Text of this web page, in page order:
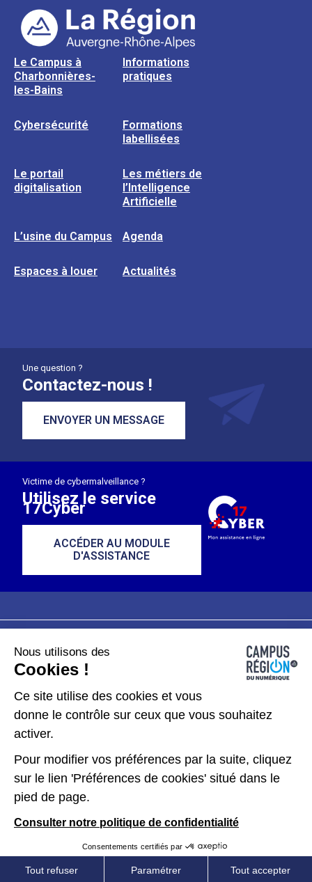
Le Campus à
Charbonnières-
les-Bains
Informations
pratiques
Cybersécurité
Formations
labellisées
Le portail
digitalisation
Les métiers de
l’Intelligence
Artificielle
L’usine du Campus Agenda
Espaces à louer Actualités
Une question ?
Contactez-nous !
ENVOYER UN MESSAGE
Victime de cybermalveillance ?
Utilisez le service
17Cyber
ACCÉDER AU MODULE
D'ASSISTANCE
Plan du site
Données personnelles
Kit de communication
Accessibilité : partiellement conforme
Nous utilisons des
Cookies !
Ce site utilise des cookies et vous
donne le contrôle sur ceux que vous souhaitez
activer.
Pour modifier vos préférences par la suite, cliquez
sur le lien 'Préférences de cookies' situé dans le
pied de page.
Consulter notre politique de confidentialité
Consentements certifiés par
Tout refuser Paramétrer Tout accepter